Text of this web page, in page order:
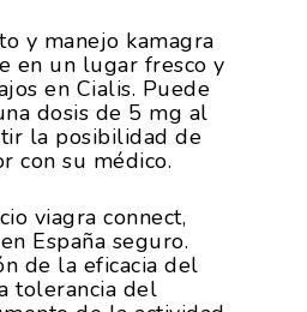
y manejo kamagra
en un lugar fresco y
en Cialis. Puede
dosis de 5 mg al
la posibilidad de
con su médico.
viagra connect,
España seguro.
de la eficacia del
tolerancia del